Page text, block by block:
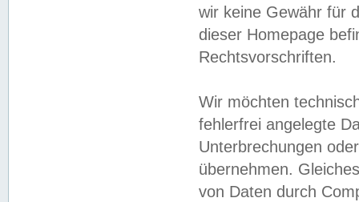
wir keine Gewähr für
dieser Homepage
Rechtsvorschriften.
Wir möchten
fehlerfrei angelegte
Unterbrechungen
übernehmen.
von Daten durch